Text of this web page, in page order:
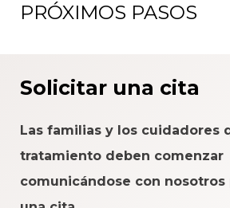
Acerca del Sistema
del Paciente
PRÓXIMOS PASOS
Solicitar una cita
Las familias y los cuidadores
tratamiento deben comenzar
comunicándose con nosotros